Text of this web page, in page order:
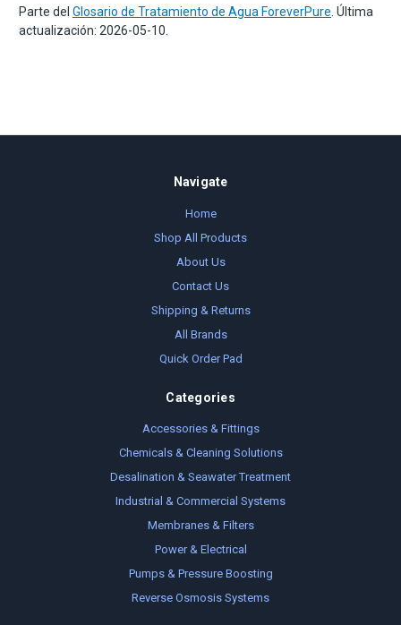
Parte del Glosario de Tratamiento de Agua ForeverPure . Última
actualización: 2026-05-10.
Navigate
Home
Shop All Products
About Us
Contact Us
Shipping & Returns
All Brands
Quick Order Pad
Categories
Accessories & Fittings
Chemicals & Cleaning Solutions
Desalination & Seawater Treatment
Industrial & Commercial Systems
Membranes & Filters
Power & Electrical
Pumps & Pressure Boosting
Reverse Osmosis Systems